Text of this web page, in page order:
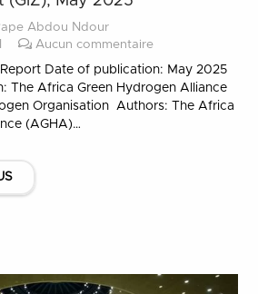
Abdou Ndour
Aucun commentaire
Date of publication: May 2025
The Africa Green Hydrogen Alliance
Organisation Authors: The Africa
(AGHA)…